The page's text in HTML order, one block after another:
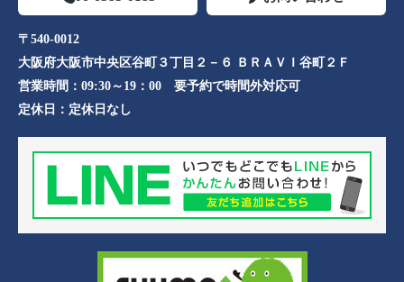
〒540-0012
大阪府大阪市中央区谷町３丁目２－６ ＢＲＡＶＩ谷町２Ｆ
営業時間： 09:30～19：00 要予約で時間外対応可
定休日： 定休日なし